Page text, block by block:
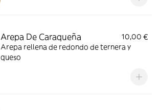
Arepa De Caraqueña
10,00 €
Arepa rellena de redondo de ternera y
queso